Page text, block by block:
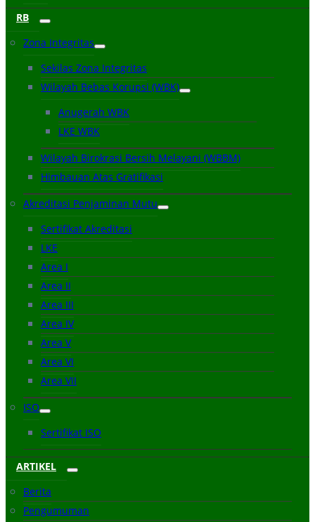
RB
Zona Integritas
Sekilas Zona Integritas
Wilayah Bebas Korupsi (WBK)
Anugerah WBK
LKE WBK
Wilayah Birokrasi Bersih Melayani (WBBM)
Himbauan Atas Gratifikasi
Akreditasi Penjaminan Mutu
Sertifikat Akreditasi
LKE
Area I
Area II
Area III
Area IV
Area V
Area VI
Area VII
ISO
Sertifikat ISO
ARTIKEL
Berita
Pengumuman